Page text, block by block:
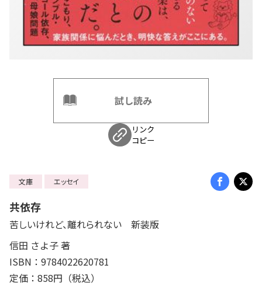
試し読み
リンク
コピー
文庫 エッセイ
共依存
苦しいけれど、離れられない 新装版
信田 さよ子 著
ISBN：9784022620781
定価：858円（税込）